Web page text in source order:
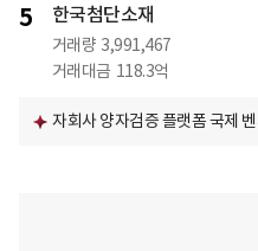
5 한국첨단소재
거래량 3,991,467
거래대금 118.3억
자회사 양자검증 플랫폼 국제